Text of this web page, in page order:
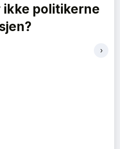
politikerne
›